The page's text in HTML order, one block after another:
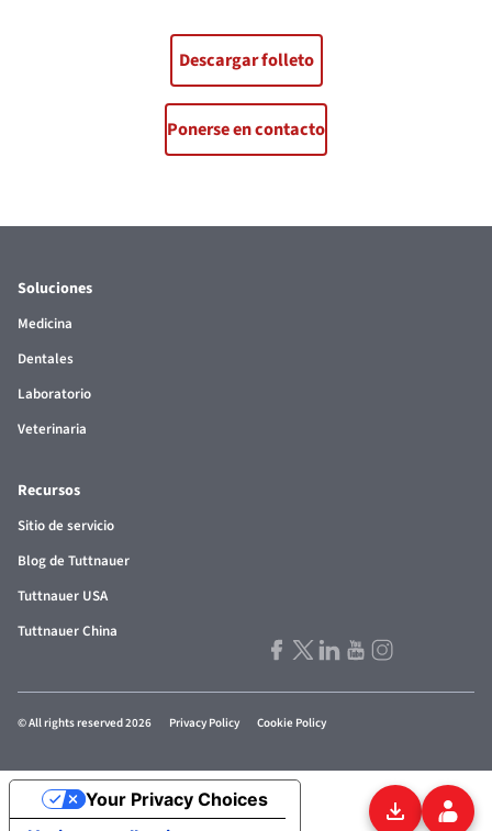
Descargar folleto
Ponerse en contacto
Soluciones
Medicina
Dentales
Laboratorio
Veterinaria
Recursos
Sitio de servicio
Blog de Tuttnauer
Tuttnauer USA
Tuttnauer China
© All rights reserved 2026 Privacy Policy Cookie Policy
Your Privacy Choices